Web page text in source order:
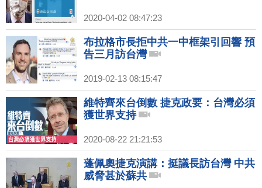
2020-04-02 08:47:23
布拉格市長拒中共一中框架引回響 預
告三月訪台灣
2019-02-13 08:15:47
維特齊來台倒數 捷克政要：台灣必須
獲世界支持
2020-08-22 21:21:53
蓬佩奧捷克演講：挺議長訪台灣 中共
威脅甚於蘇共